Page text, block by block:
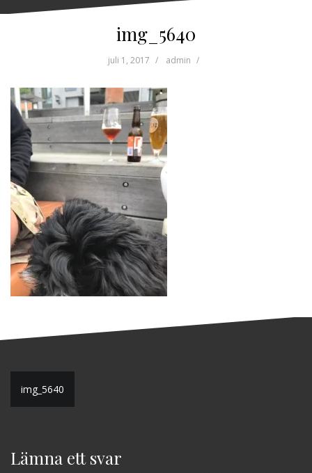
img_5640
juli 1, 2017 admin
Inläggsnavigering
img_5640
Lämna ett svar